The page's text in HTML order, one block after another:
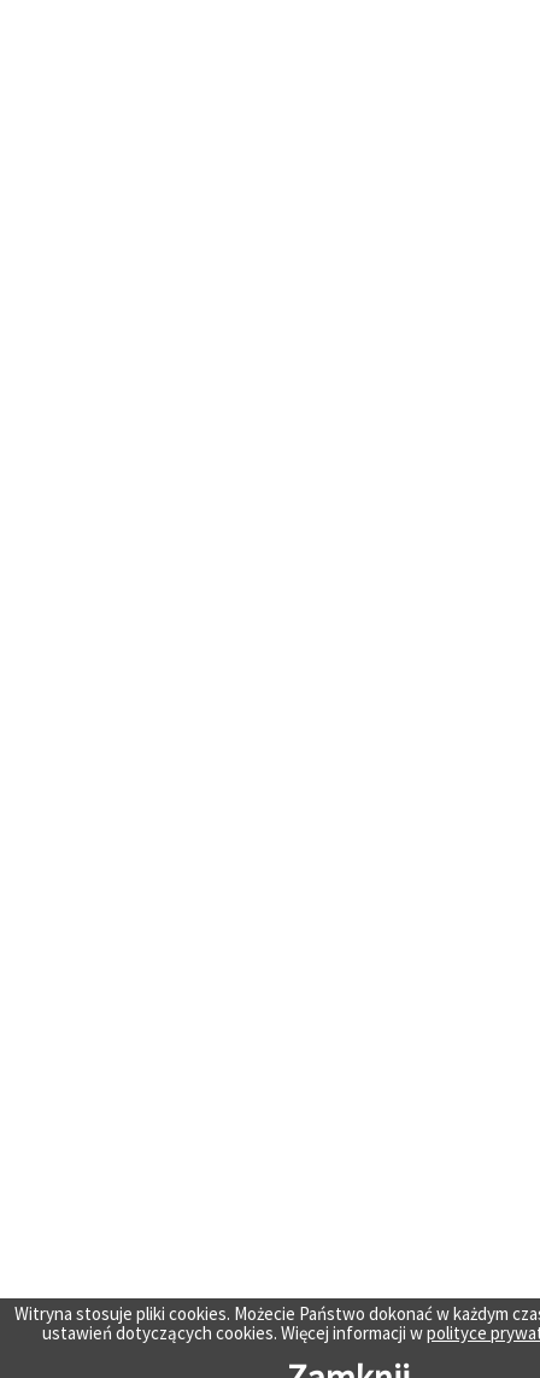
Witryna stosuje pliki cookies. Możecie Państwo dokonać w każdym
ustawień dotyczących cookies. Więcej informacji wpolityce